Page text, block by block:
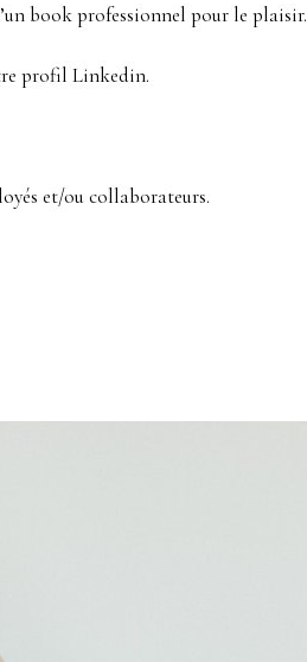
book professionnel pour le plaisir.
profil Linkedin.
et/ou collaborateurs.